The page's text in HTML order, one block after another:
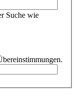
Suche wie